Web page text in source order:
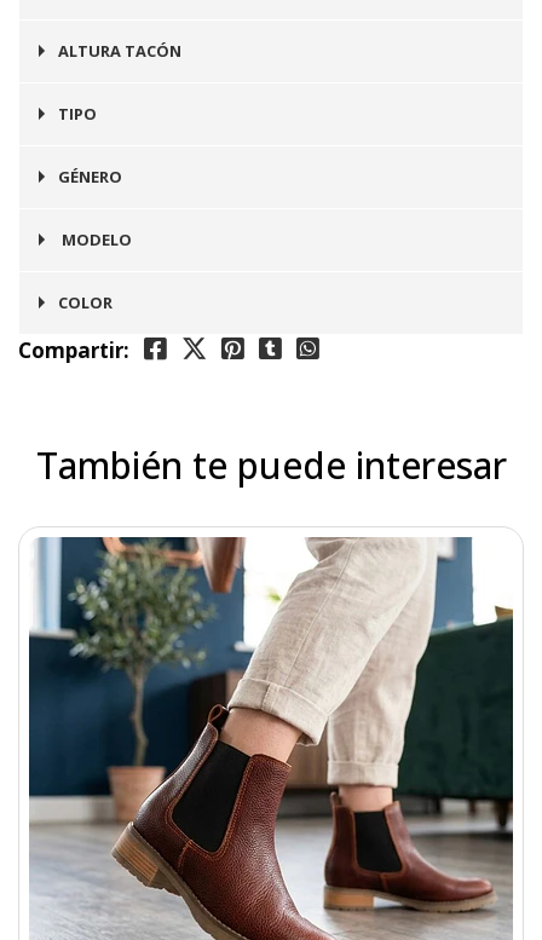
Goma
ALTURA TACÓN
3 cms
TIPO
Botín
GÉNERO
Mujer
MODELO
Chelsea
COLOR
Café
Compartir:
También te puede interesar